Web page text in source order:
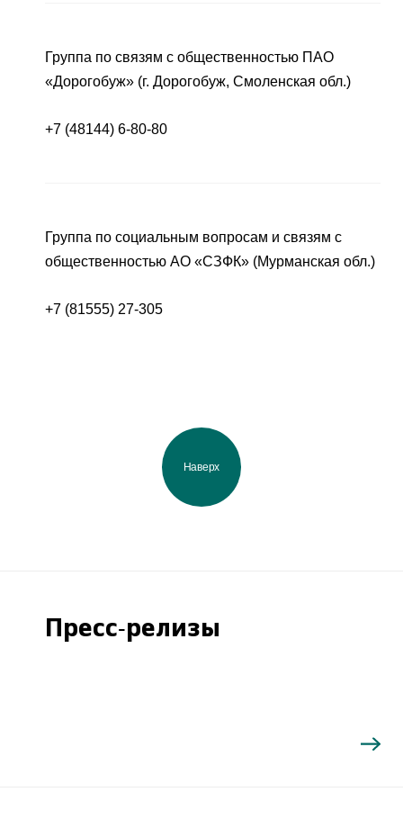
Группа по связям с общественностью ПАО
«Дорогобуж» (г. Дорогобуж, Смоленская обл.)
+7 (48144) 6-80-80
Группа по социальным вопросам и связям с
общественностью АО «СЗФК» (Мурманская обл.)
+7 (81555) 27-305
Наверх
Пресс-релизы